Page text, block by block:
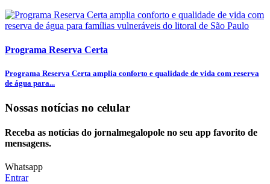
Programa Reserva Certa
Programa Reserva Certa amplia conforto e qualidade de vida com reserva
de água para...
Nossas notícias no celular
Receba as notícias do jornalmegalopole no seu app favorito de
mensagens.
Whatsapp
Entrar